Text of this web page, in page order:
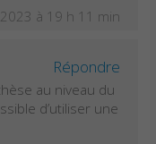
à 19 h 11 min
Répondre
au niveau du
d’utiliser une